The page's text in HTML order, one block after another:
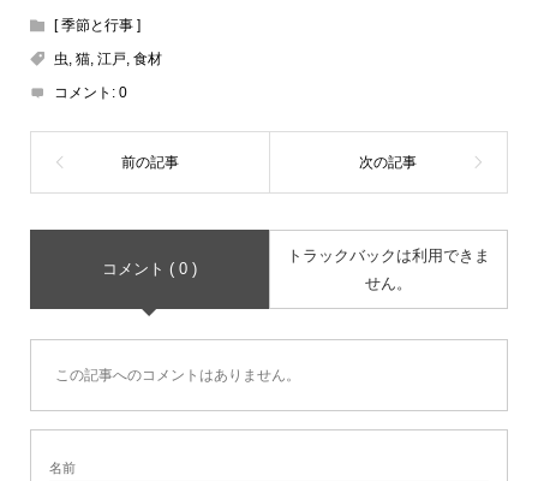
[ 季節と行事 ]
虫, 猫, 江戸, 食材
コメント: 0
コメント ( 0 )
トラックバックは利用できま
せん。
この記事へのコメントはありません。
名前